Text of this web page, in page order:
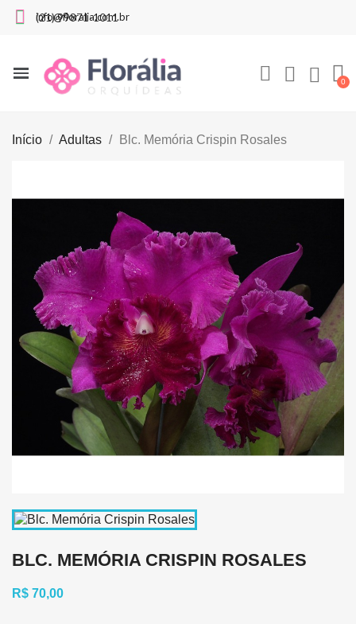
(21) 99871-1011
info@floralia.com.br
Início Adultas Blc. Memória Crispin Rosales
BLC. MEMÓRIA CRISPIN ROSALES
R$ 70,00